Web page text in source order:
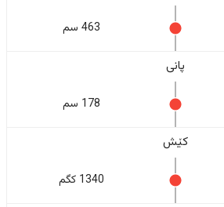
463 سم
پانی
178 سم
کێش
1340 کگم